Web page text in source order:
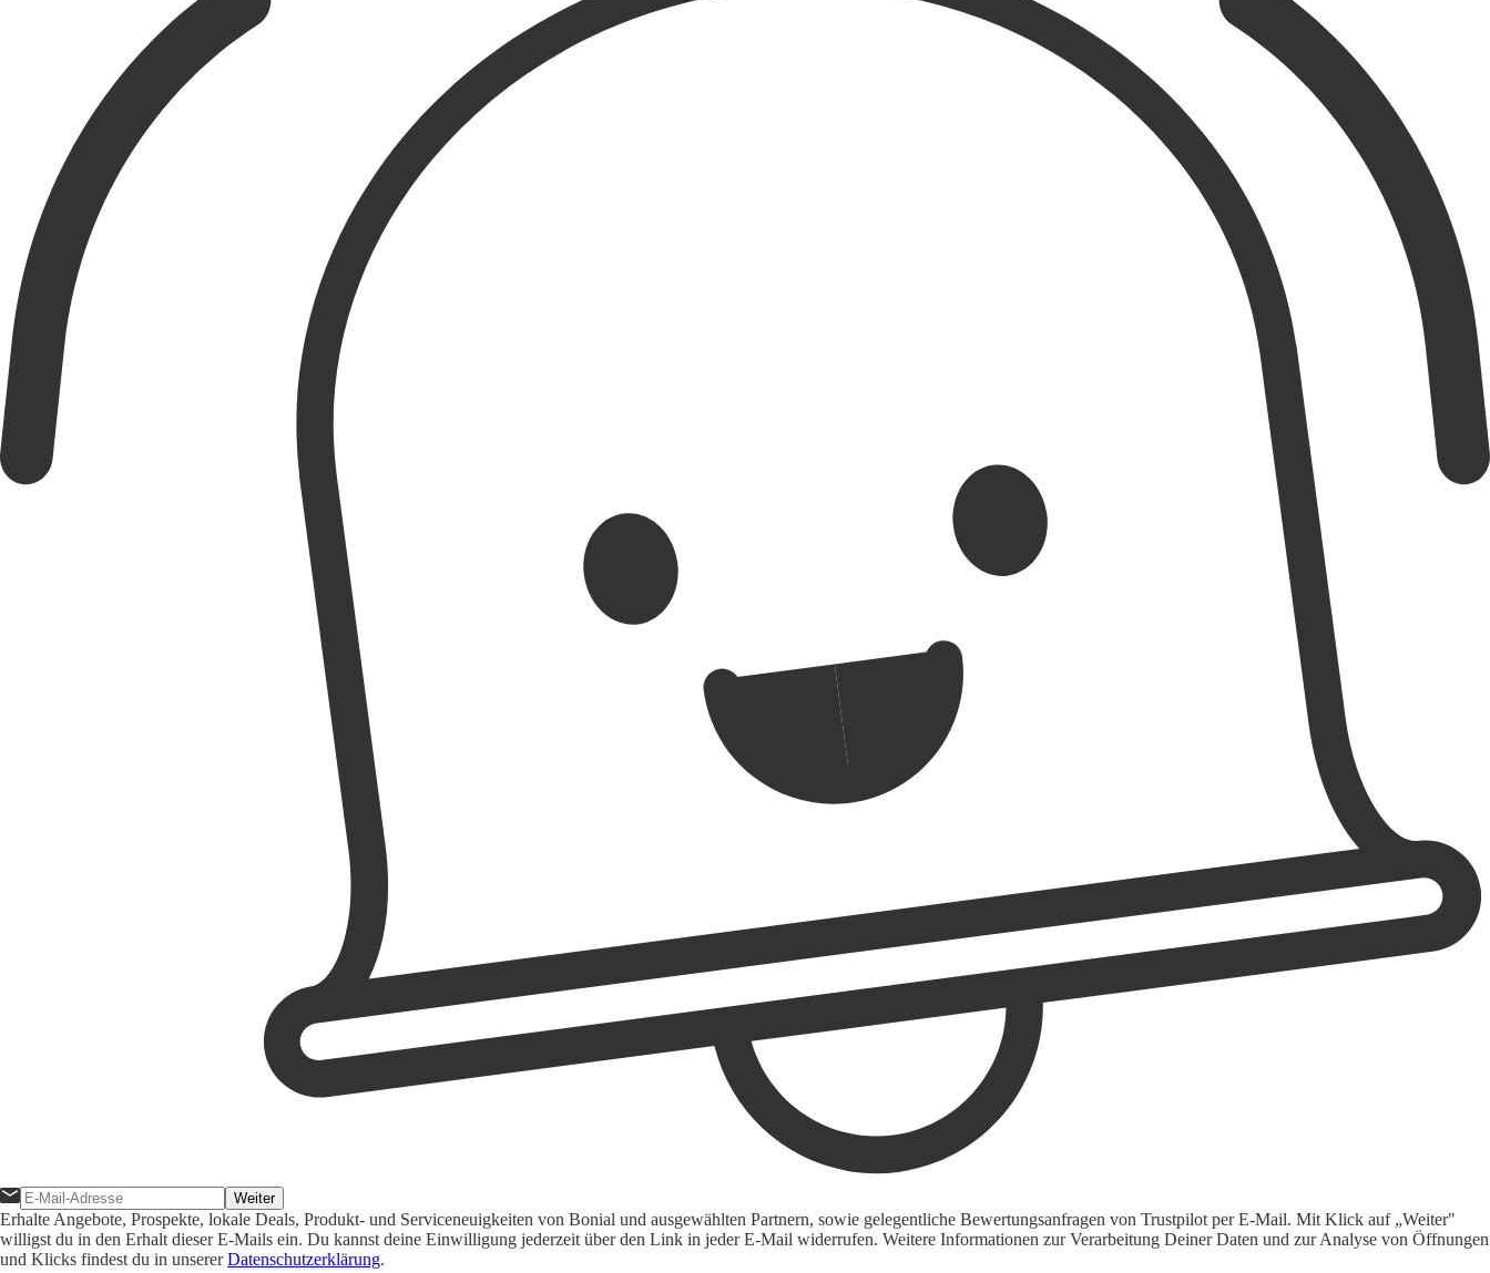
Weiter
Erhalte Angebote, Prospekte, lokale Deals, Produkt- und Serviceneuigkeiten von Bonial und ausgewählten Partnern, sowie gelegentliche Bewertungsanfragen von Trustpilot per E-Mail. Mit Klick auf „Weiter"
willigst du in den Erhalt dieser E-Mails ein. Du kannst deine Einwilligung jederzeit über den Link in jeder E-Mail widerrufen. Weitere Informationen zur Verarbeitung Deiner Daten und zur Analyse von Öffnungen
und Klicks findest du in unsererDatenschutzerklärung.